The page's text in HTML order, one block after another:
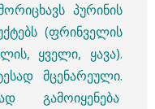
პურინის
(ფრინველის
ყველი, ყავა).
მცენარეული.
გამოიყენება